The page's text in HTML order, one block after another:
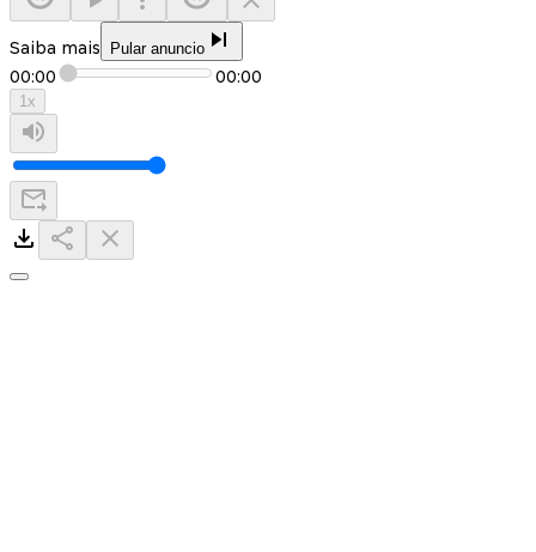
Saiba mais Pular anuncio
00:00 00:00
1x